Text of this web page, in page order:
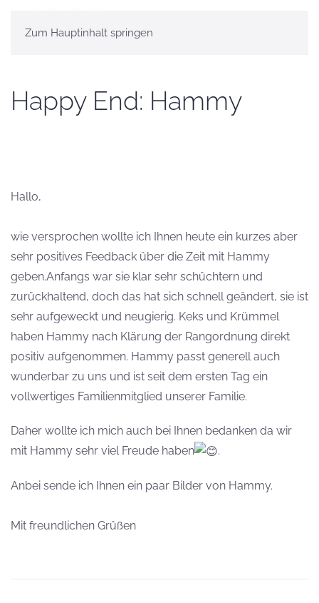
Zum Hauptinhalt springen
Happy End: Hammy
Hallo,
wie versprochen wollte ich Ihnen heute ein kurzes aber
sehr positives Feedback über die Zeit mit Hammy
geben.Anfangs war sie klar sehr schüchtern und
zurückhaltend, doch das hat sich schnell geändert, sie ist
sehr aufgeweckt und neugierig. Keks und Krümmel
haben Hammy nach Klärung der Rangordnung direkt
positiv aufgenommen. Hammy passt generell auch
wunderbar zu uns und ist seit dem ersten Tag ein
vollwertiges Familienmitglied unserer Familie.
Daher wollte ich mich auch bei Ihnen bedanken da wir
mit Hammy sehr viel Freude haben
.
Anbei sende ich Ihnen ein paar Bilder von Hammy.
Mit freundlichen Grüßen